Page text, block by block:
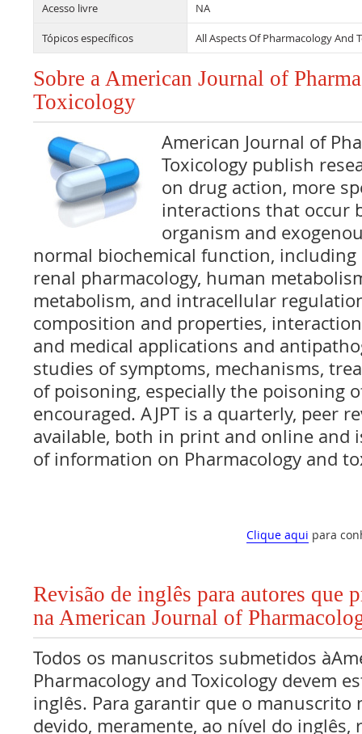
Acesso livre NA
Tópicos específicos All Aspects Of Pharmacology And
Sobre a American Journal of
Toxicology
American Journal of
Toxicology publish
on drug action, more
interactions that occur
organism and
normal biochemical function,
renal pharmacology, human
metabolism, and intracellular
composition and properties,
and medical applications and
studies of symptoms, mechanisms,
of poisoning, especially the poisoning
encouraged. AJPT is a quarterly, peer
available, both in print and online and
of information on Pharmacology and
Clique aqui para
Revisão de inglês para autores que
na American Journal of
Todos os manuscritos submetidos
Pharmacology and Toxicology devem
inglês. Para garantir que o manuscrito
devido, meramente, ao nível do inglês,